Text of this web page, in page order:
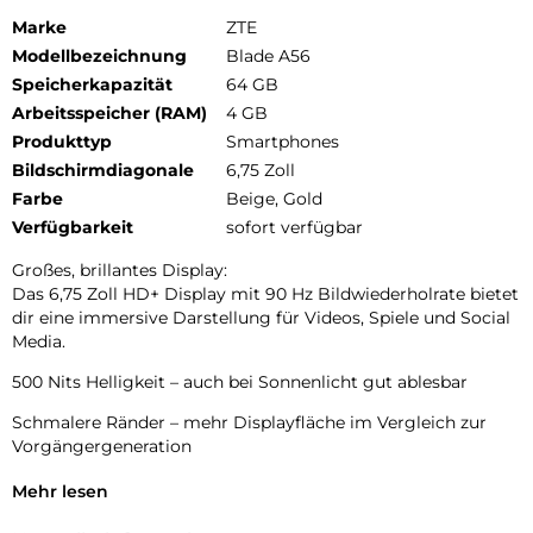
Marke
ZTE
Modellbezeichnung
Blade A56
Speicherkapazität
64 GB
Arbeitsspeicher (RAM)
4 GB
Produkttyp
Smartphones
Bildschirmdiagonale
6,75 Zoll
Farbe
Beige, Gold
Verfügbarkeit
sofort verfügbar
Großes, brillantes Display:
Das 6,75 Zoll HD+ Display mit 90 Hz Bildwiederholrate bietet
dir eine immersive Darstellung für Videos, Spiele und Social
Media.
500 Nits Helligkeit – auch bei Sonnenlicht gut ablesbar
Schmalere Ränder – mehr Displayfläche im Vergleich zur
Vorgängergeneration
Flüssige und klare Darstellung für Entertainment und Alltag
Mehr lesen